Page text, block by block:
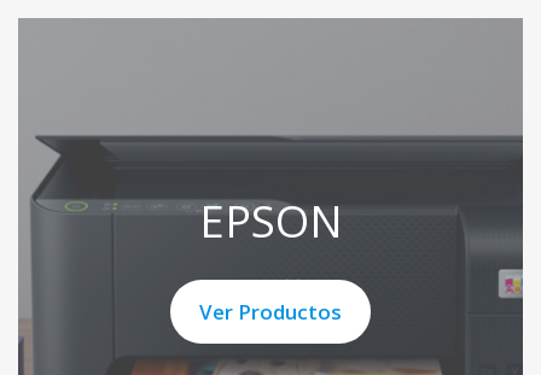
EPSON
Ver Productos